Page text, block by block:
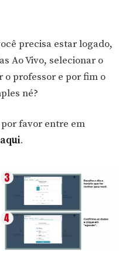
precisa estar logado,
Ao Vivo, selecionar o
o professor e por fim o
né?
favor entre em
aqui.